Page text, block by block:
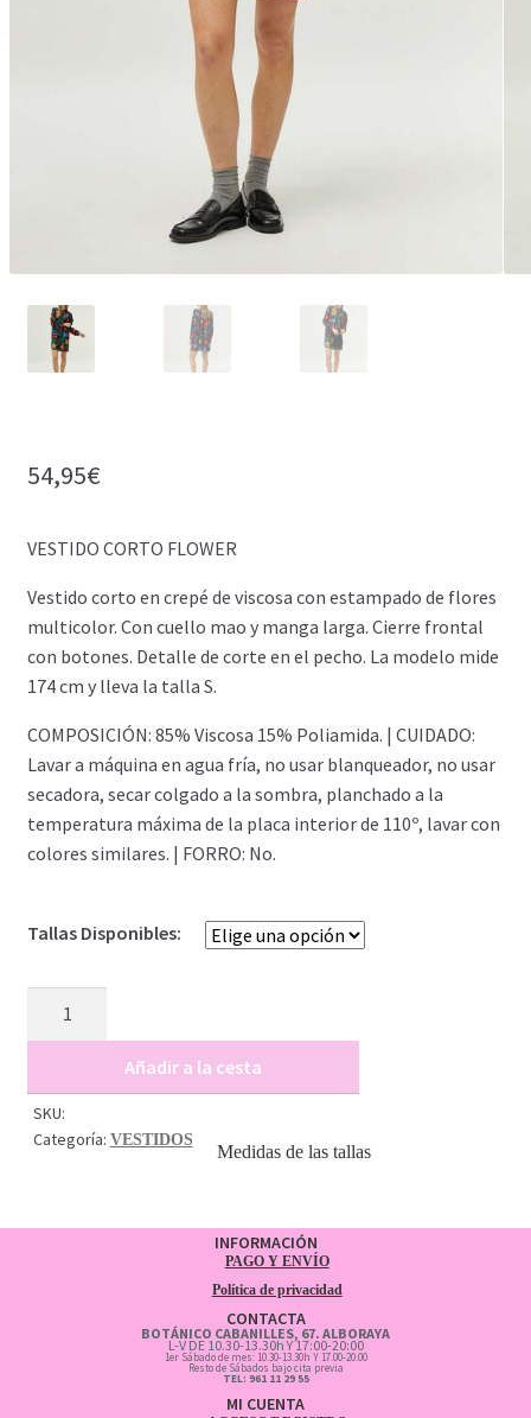
54,95€
VESTIDO CORTO FLOWER
Vestido corto en crepé de viscosa con estampado de flores
multicolor. Con cuello mao y manga larga. Cierre frontal
con botones. Detalle de corte en el pecho. La modelo mide
174 cm y lleva la talla S.
COMPOSICIÓN: 85% Viscosa 15% Poliamida. | CUIDADO:
Lavar a máquina en agua fría, no usar blanqueador, no usar
secadora, secar colgado a la sombra, planchado a la
temperatura máxima de la placa interior de 110º, lavar con
colores similares. | FORRO: No.
Tallas Disponibles:
cantidad
Añadir a la cesta
SKU:
Categoría: VESTIDOS
Medidas de las tallas
INFORMACIÓN
PAGO Y ENVÍO
Política de privacidad
CONTACTA
BOTÁNICO CABANILLES, 67. ALBORAYA
L-V DE 10.30-13.30h Y 17:00-20:00
1er Sábado de mes: 10.30-13.30h Y 17.00-20.00
Resto de Sábados bajo cita previa
TEL: 961 11 29 55
MI CUENTA